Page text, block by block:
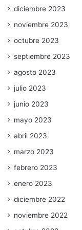
diciembre 2023
noviembre 2023
octubre 2023
septiembre 2023
agosto 2023
julio 2023
junio 2023
mayo 2023
abril 2023
marzo 2023
febrero 2023
enero 2023
diciembre 2022
noviembre 2022